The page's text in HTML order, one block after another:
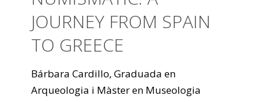
JOURNEY FROM SPAIN
TO GREECE
Bárbara Cardillo, Graduada en
Arqueologia i Màster en Museologia